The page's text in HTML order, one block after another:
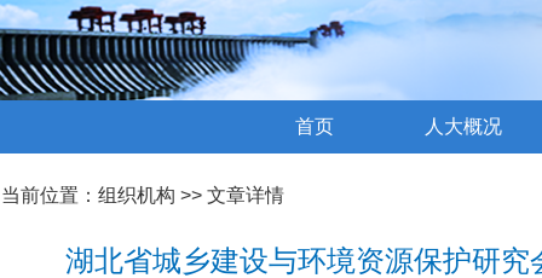
首页 人大概况
当前位置： 组织机构 >> 文章详情
湖北省城乡建设与环境资源保护研